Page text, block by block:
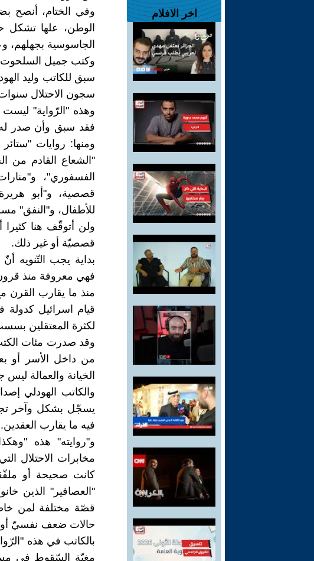
اخر الافلام
وفي الختام، أنصح
الوطن، علها تشكل
الجاسوسية بجهلهم،
وكتب جميل
سبق للكاتب وليد
سجون الاحتلال
وهذه "الرّواية" ليست
فقد سبق وأن صدر له
ومنها: روايات
"الشعاع القادم من
الفسفوري"،
قصصية، و"أبو
للأطفال، و"النفق"
ولن أتوقّف هنا
قصصيّة أو غير ذلك.
بداية يجب التّنويه
فهي معروفة منذ
منذ ما يقارب القرن
لكثرة المعتقلين
وقد صدرت مئات
من داخل الأسر أو
الخيانة والعمالة
والكاتب الهودلي
يسجّل بشكل وآخر
فيه ما يقارب العقدين.
و"روايته" هذه
مخابرات الاحتلال
كانت صحيحة أو
"العصافير" الذين
قصّة مختلفة لمن
حالات ضعف نفسيّ أو
بالكاتب في هذه
مغبّة السّقوط في